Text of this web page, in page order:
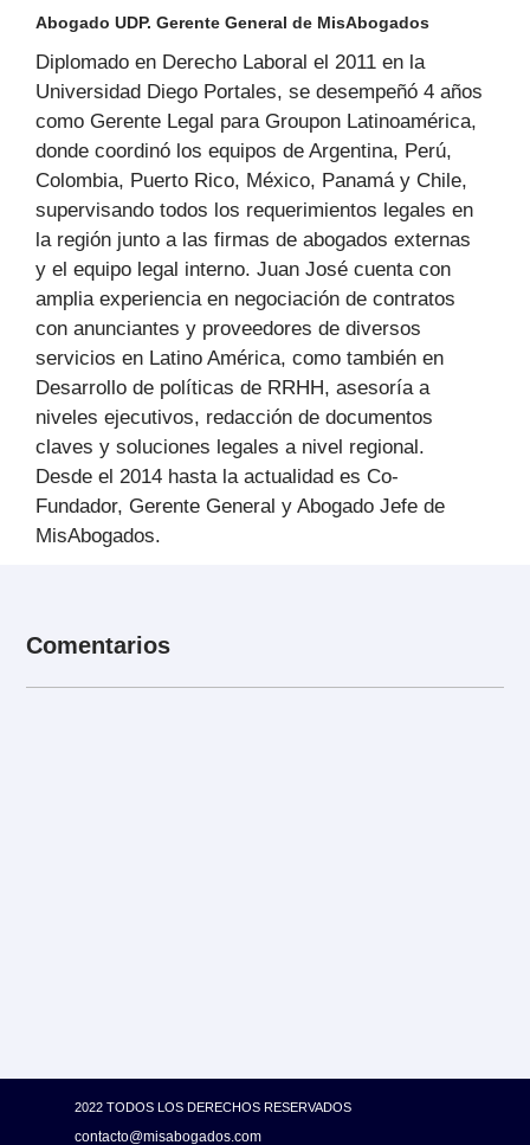
Abogado UDP. Gerente General de MisAbogados
Diplomado en Derecho Laboral el 2011 en la
Universidad Diego Portales, se desempeñó 4 años
como Gerente Legal para Groupon Latinoamérica,
donde coordinó los equipos de Argentina, Perú,
Colombia, Puerto Rico, México, Panamá y Chile,
supervisando todos los requerimientos legales en
la región junto a las firmas de abogados externas
y el equipo legal interno. Juan José cuenta con
amplia experiencia en negociación de contratos
con anunciantes y proveedores de diversos
servicios en Latino América, como también en
Desarrollo de políticas de RRHH, asesoría a
niveles ejecutivos, redacción de documentos
claves y soluciones legales a nivel regional.
Desde el 2014 hasta la actualidad es Co-
Fundador, Gerente General y Abogado Jefe de
MisAbogados.
Comentarios